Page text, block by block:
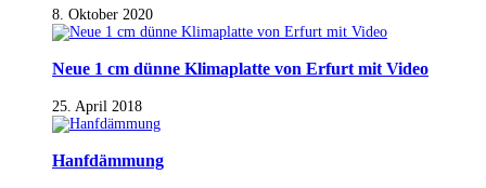
8. Oktober 2020
Neue 1 cm dünne Klimaplatte von Erfurt mit Video
25. April 2018
Hanfdämmung